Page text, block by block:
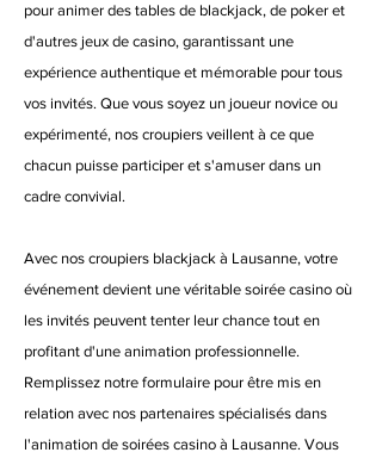
pour animer des tables de blackjack, de poker et
d'autres jeux de casino, garantissant une
expérience authentique et mémorable pour tous
vos invités. Que vous soyez un joueur novice ou
expérimenté, nos croupiers veillent à ce que
chacun puisse participer et s'amuser dans un
cadre convivial.
Avec nos croupiers blackjack à Lausanne, votre
événement devient une véritable soirée casino où
les invités peuvent tenter leur chance tout en
profitant d'une animation professionnelle.
Remplissez notre formulaire pour être mis en
relation avec nos partenaires spécialisés dans
l'animation de soirées casino à Lausanne. Vous